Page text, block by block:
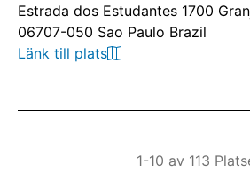
Estrada dos Estudantes 1700
06707-050 Sao Paulo Brazil
Länk till plats
1-10 av 113